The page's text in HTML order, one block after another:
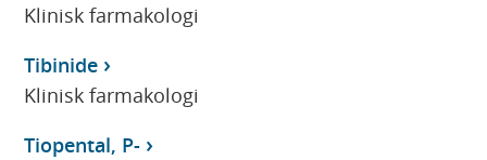
Klinisk farmakologi
Tibinide
Klinisk farmakologi
Tiopental, P-